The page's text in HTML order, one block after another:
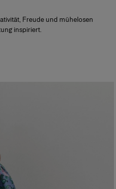
Freude und mühelosen
inspiriert.